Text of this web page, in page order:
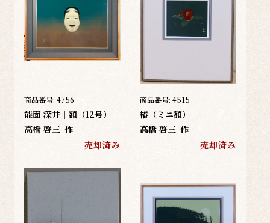
商品番号: 4756
能面 深井｜額（12号）
高橋 啓三 作
売却済み
商品番号: 4515
椿（ミニ額）
高橋 啓三 作
売却済み